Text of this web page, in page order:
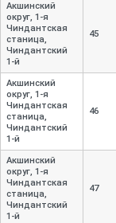
Акшинский
округ, 1-я
Чиндантская
станица,
Чиндантский
1-й
45
Акшинский
округ, 1-я
Чиндантская
станица,
Чиндантский
1-й
46
Акшинский
округ, 1-я
Чиндантская
станица,
Чиндантский
1-й
47